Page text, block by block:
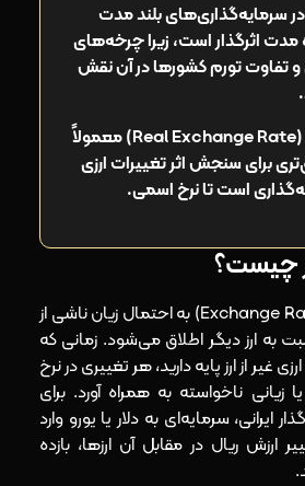
سرمایه‌گذاری‌های بلند مدت
مدت اثرگذار است، زیرا چرخه‌های
تفاوت تورم کشورها در آن نقش
نرخ ارز واقعی (Real Exchange Rate) معمولاً
برای سنجش اثر تغییرات ارزی
است تا نرخ اسمی.
چیست؟
ریسک نرخ ارز (Exchange Rate Risk) به احتمال زیان ناشی از
به ارز دیگر اطلاق می‌شود. زمانی که
غیر از ارز پایه دارید، هر تغییری در نرخ
زیانی ناخواسته به همراه آورد. برای
ایرانی، سرمایه‌ای به دلار یا یورو وارد
ارزش ریال در مقابل آن ارزها، بازده